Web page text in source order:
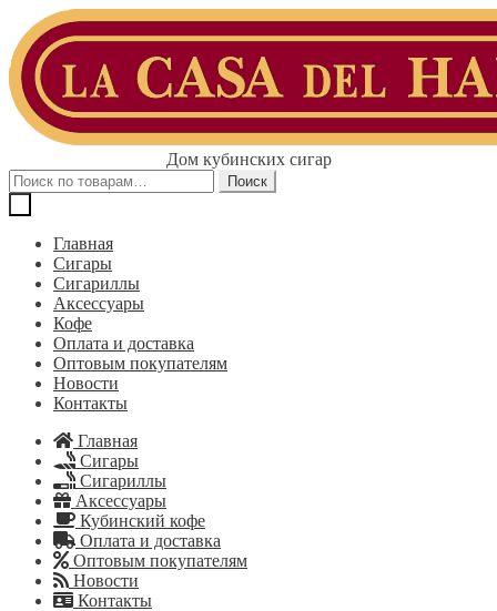
Перейти
навигации
Перейти
содержимому
Дом кубинских сигар
Искать:
Поиск
Главная
Сигары
Сигариллы
Аксессуары
Кофе
Оплата и доставка
Оптовым покупателям
Новости
Контакты
Главная
Сигары
Сигариллы
Аксессуары
Кубинский кофе
Оплата и доставка
Оптовым покупателям
Новости
Контакты